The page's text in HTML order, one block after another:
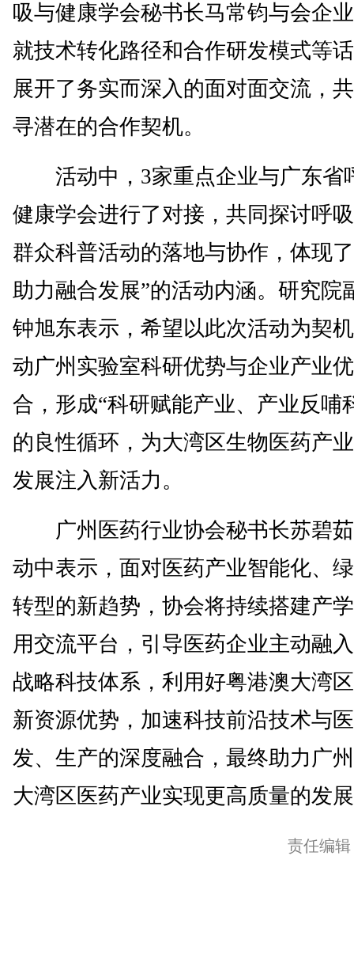
吸与健康学会秘书长马常钧与会企
就技术转化路径和合作研发模式等
展开了务实而深入的面对面交流，
寻潜在的合作契机。
活动中，3家重点企业与广东省
健康学会进行了对接，共同探讨呼
群众科普活动的落地与协作，体现
助力融合发展”的活动内涵。研究院
钟旭东表示，希望以此次活动为契
动广州实验室科研优势与企业产业
合，形成“科研赋能产业、产业反哺
的良性循环，为大湾区生物医药产
发展注入新活力。
广州医药行业协会秘书长苏碧
动中表示，面对医药产业智能化、
转型的新趋势，协会将持续搭建产
用交流平台，引导医药企业主动融
战略科技体系，利用好粤港澳大湾
新资源优势，加速科技前沿技术与
发、生产的深度融合，最终助力广
大湾区医药产业实现更高质量的发
责任编